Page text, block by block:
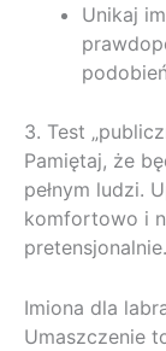
Unikaj
3. Test
Pamiętaj, że
pełnym ludzi.
komfortowo i
pretensjonalnie.
Imiona dla
Umaszczenie